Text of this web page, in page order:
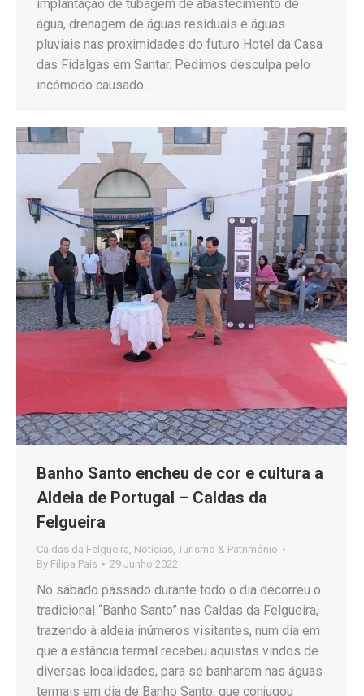
implantação de tubagem de abastecimento de
água, drenagem de águas residuais e águas
pluviais nas proximidades do futuro Hotel da Casa
das Fidalgas em Santar. Pedimos desculpa pelo
incómodo causado…
Banho Santo encheu de cor e cultura a
Aldeia de Portugal – Caldas da
Felgueira
Caldas da Felgueira Notícias Turismo & Património
By Filipa Pais 29 Junho 2022
No sábado passado durante todo o dia decorreu o
tradicional “Banho Santo” nas Caldas da Felgueira,
trazendo à aldeia inúmeros visitantes, num dia em
que a estância termal recebeu aquistas vindos de
diversas localidades, para se banharem nas águas
termais em dia de Banho Santo, que conjugou